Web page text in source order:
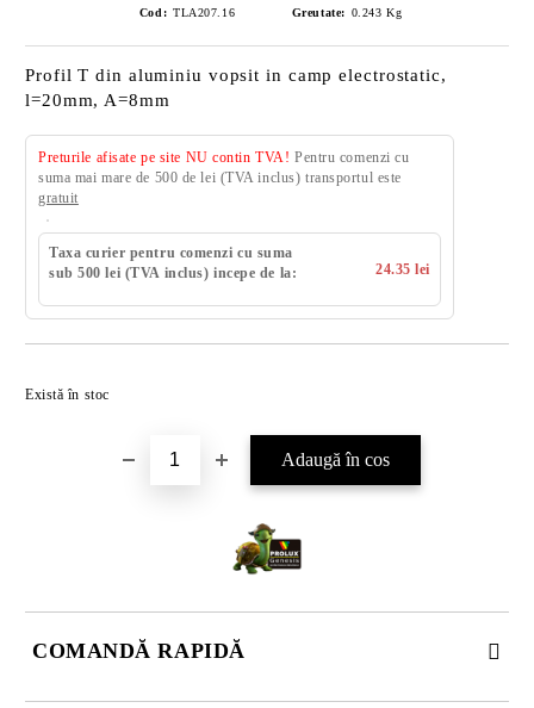
Cod: TLA207.16 Greutate: 0.243 Kg
Profil T din aluminiu vopsit in camp electrostatic,
l=20mm, A=8mm
Preturile afisate pe site NU contin TVA! Pentru comenzi cu
suma mai mare de 500 de lei (TVA inclus) transportul este
gratuit
Taxa curier pentru comenzi cu suma
sub 500 lei (TVA inclus) incepe de la:
24.35 lei
Există în stoc
COMANDĂ RAPIDĂ